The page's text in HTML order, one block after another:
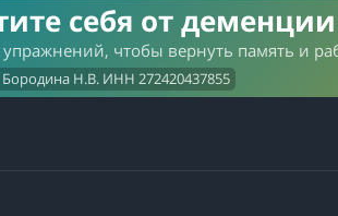
себя от
чтобы вернуть память и
Н.В. ИНН 272420437855